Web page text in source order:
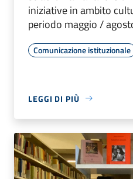
iniziative in ambito
periodo maggio /
Comunicazione istituzionale
LEGGI DI PIÙ